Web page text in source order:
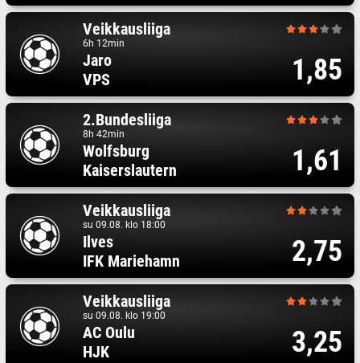
Veikkausliiga
6h 12min
Jaro
VPS
1,85
2.Bundesliiga
8h 42min
Wolfsburg
Kaiserslautern
1,61
Veikkausliiga
su 09.08. klo 18:00
Ilves
IFK Mariehamn
2,75
Veikkausliiga
su 09.08. klo 19:00
AC Oulu
HJK
3,25